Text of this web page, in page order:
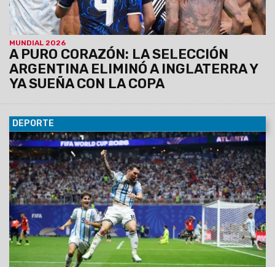
MUNDIAL 2026
A PURO CORAZÓN: LA SELECCIÓN
ARGENTINA ELIMINÓ A INGLATERRA Y
YA SUEÑA CON LA COPA
DEPORTE
08/07/2026 “Otro milagro de Messi” y “Es un mito”: las
portadas de los diarios del mundo tras el épico triunfo de
Argentina sobre Egipto en el Mundial. La prensa internacional
también elogió otra memorable actuación del astro
albiceleste.